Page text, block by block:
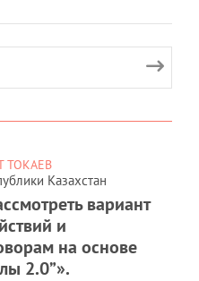
ТОКАЕВ
Казахстан
вариант
и
на основе
2.0”».